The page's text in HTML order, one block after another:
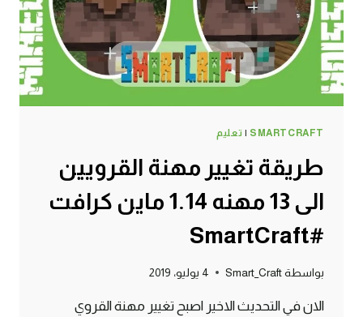
والاستفادة
ماين
كرافت
#SMARTCRAFT
SMARTCRAFT
| تعليم
طريقة تغيير مهنة القرويين
الى 13 مهنه 1.14 ماين كرافت
#SmartCraft
بواسطة Smart_Craft 4 يوليو، 2019
الان في التحديث الاخير اصبح تغيير مهنة القروي